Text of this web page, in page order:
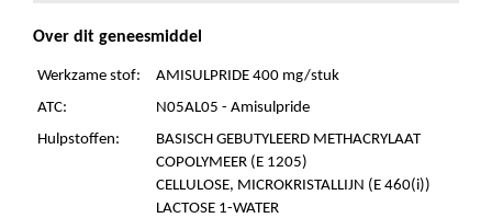
Over dit geneesmiddel
Werkzame stof:
AMISULPRIDE 400 mg/stuk
ATC:
N05AL05 - Amisulpride
Hulpstoffen:
BASISCH GEBUTYLEERD METHACRYLAAT
COPOLYMEER (E 1205)
CELLULOSE, MICROKRISTALLIJN (E 460(i))
LACTOSE 1-WATER